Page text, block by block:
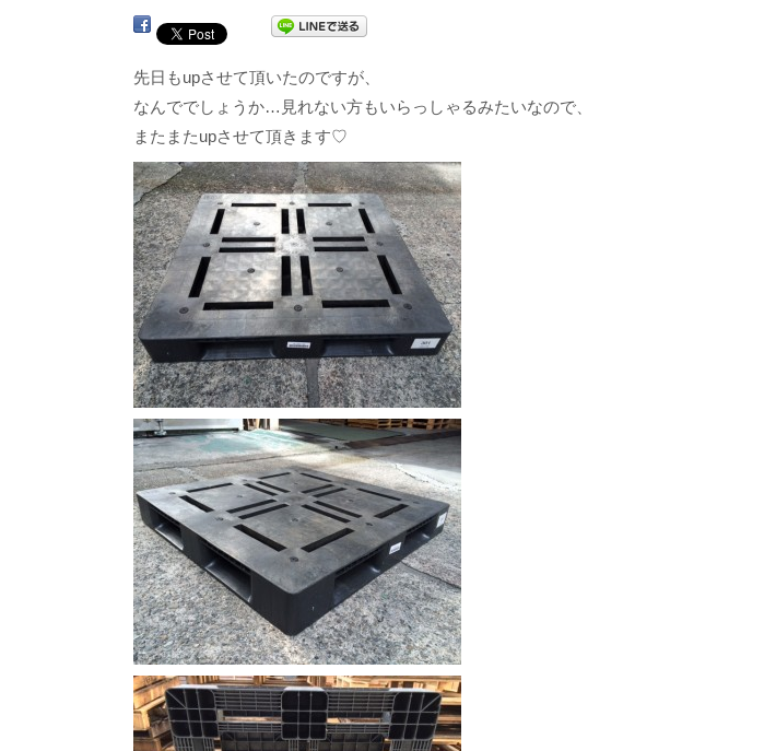
先日もupさせて頂いたのですが、
なんででしょうか…見れない方もいらっしゃるみたいなので、
またまたupさせて頂きます♡